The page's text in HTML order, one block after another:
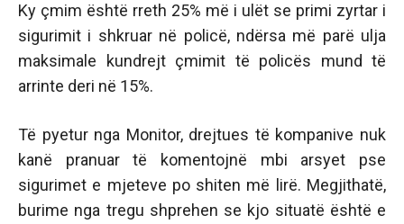
Ky çmim është rreth 25% më i ulët se primi zyrtar i
sigurimit i shkruar në policë, ndërsa më parë ulja
maksimale kundrejt çmimit të policës mund të
arrinte deri në 15%.
Të pyetur nga Monitor, drejtues të kompanive nuk
kanë pranuar të komentojnë mbi arsyet pse
sigurimet e mjeteve po shiten më lirë. Megjithatë,
burime nga tregu shprehen se kjo situatë është e